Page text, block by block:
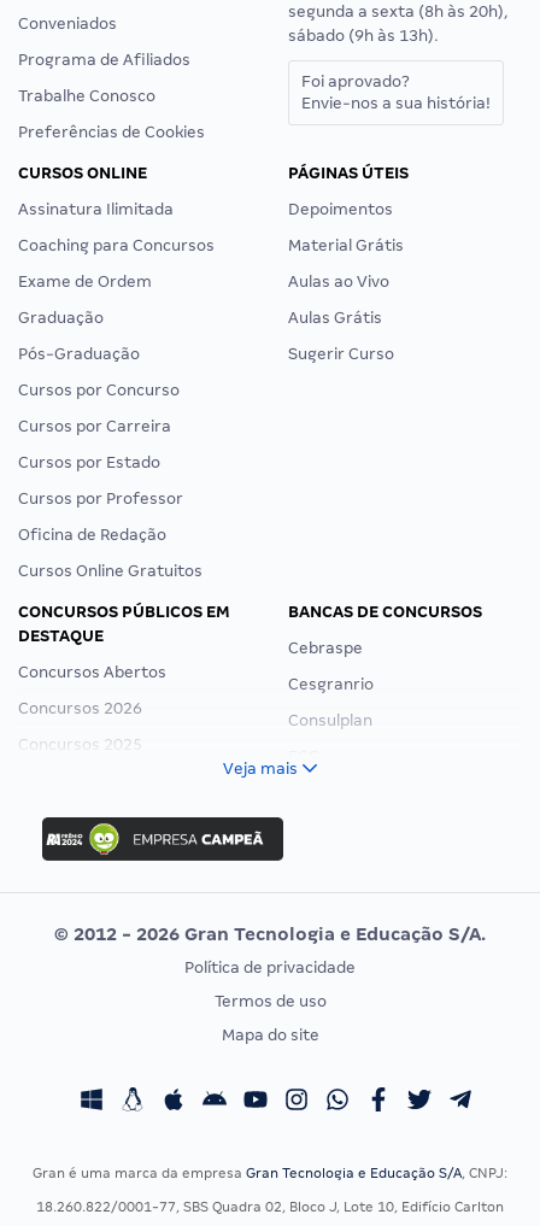
Conveniados
Programa de Afiliados
Trabalhe Conosco
Preferências de Cookies
segunda a sexta (8h às 20h),
sábado (9h às 13h).
Foi aprovado?
Envie-nos a sua história!
CURSOS ONLINE
Assinatura Ilimitada
Coaching para Concursos
Exame de Ordem
Graduação
Pós-Graduação
Cursos por Concurso
Cursos por Carreira
Cursos por Estado
Cursos por Professor
Oficina de Redação
Cursos Online Gratuitos
PÁGINAS ÚTEIS
Depoimentos
Material Grátis
Aulas ao Vivo
Aulas Grátis
Sugerir Curso
CONCURSOS PÚBLICOS EM
DESTAQUE
Concursos Abertos
Concursos 2026
Concursos 2025
Concurso Ibama
Concurso MPU
Editais publicados
BANCAS DE CONCURSOS
Cebraspe
Cesgranrio
Consulplan
Vunesp
CONCURSOS POR PROFISSÃO
Concursos Fiscais
EXAME DE ORDEM
Calendário OAB
Veja mais
© 2012 - 2026 Gran Tecnologia e Educação S/A.
Política de privacidade
Termos de uso
Mapa do site
Gran é uma marca da empresa Gran Tecnologia e Educação S/A, CNPJ:
18.260.822/0001-77, SBS Quadra 02, Bloco J, Lote 10, Edifício Carlton